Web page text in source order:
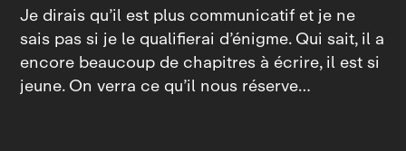
Je dirais qu’il est plus communicatif et je ne
sais pas si je le qualifierai d’énigme. Qui sait, il a
encore beaucoup de chapitres à écrire, il est si
jeune. On verra ce qu’il nous réserve…